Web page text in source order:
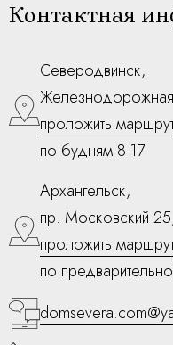
Контактная
Северодвинск,
проложить
по будням 8-17
Архангельск,
пр. Московский
проложить
по